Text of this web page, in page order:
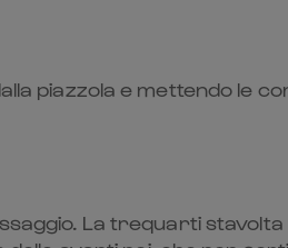
piazzola e mettendo le
La trequarti